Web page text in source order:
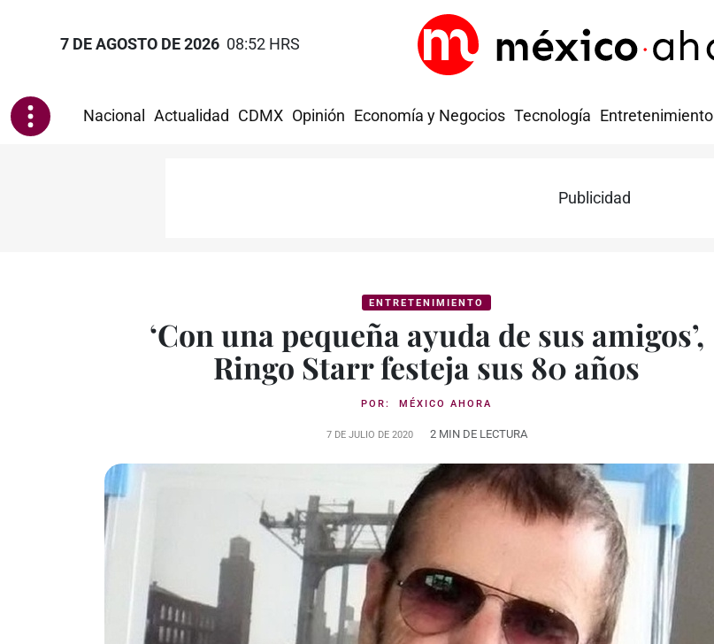
7 DE AGOSTO DE 2026 08:52 HRS
Nacional Actualidad CDMX Opinión Economía y Negocios Tecnología Entretenimiento
Publicidad
ENTRETENIMIENTO
‘Con una pequeña ayuda de sus amigos’,
Ringo Starr festeja sus 80 años
POR: MÉXICO AHORA
7 DE JULIO DE 2020 2 MIN DE LECTURA